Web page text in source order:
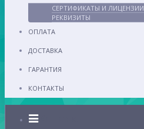
СЕРТИФИКАТЫ И ЛИЦЕНЗИИ
РЕКВИЗИТЫ
ОПЛАТА
ДОСТАВКА
ГАРАНТИЯ
КОНТАКТЫ
Каталог